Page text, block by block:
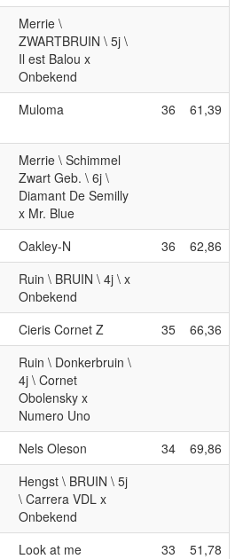
Merrie \
ZWARTBRUIN \ 5j \
Il est Balou x
Onbekend
Muloma 36 61,39
Merrie \ Schimmel
Zwart Geb. \ 6j \
Diamant De Semilly
x Mr. Blue
Oakley-N 36
62,86
Ruin \ BRUIN \ 4j \ x
Onbekend
Cieris Cornet Z 35
66,36
Ruin \ Donkerbruin \
4j \ Cornet
Obolensky x
Numero Uno
Nels Oleson 34
69,86
Hengst \ BRUIN \ 5j
\ Carrera VDL x
Onbekend
Look at me 33
51,78